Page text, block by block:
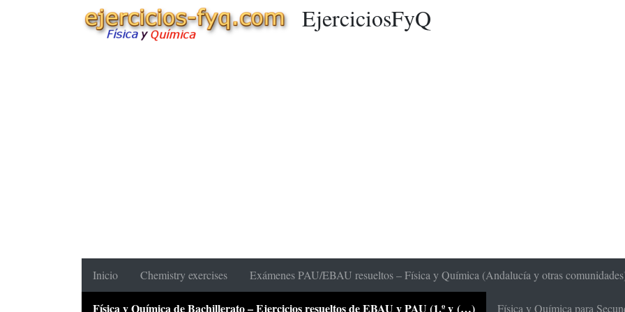
EjerciciosFyQ
Inicio Chemistry exercises Exámenes PAU/EBAU resueltos – Física y Química (Andalucía y otras
Física y Química de Bachillerato – Ejercicios resueltos de EBAU y PAU (1.º y (…) Física y Química para